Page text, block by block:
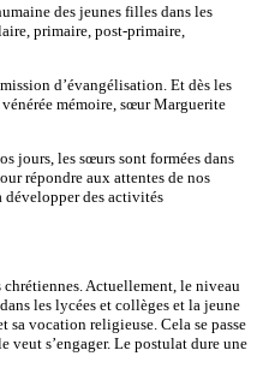
des jeunes filles dans les
primaire, post-primaire,
d’évangélisation. Et dès les
mémoire, sœur Marguerite
jours, les sœurs sont formées dans
répondre aux attentes de nos
développer des activités
Actuellement, le niveau
les lycées et collèges et la jeune
vocation religieuse. Cela se passe
s’engager. Le postulat dure une